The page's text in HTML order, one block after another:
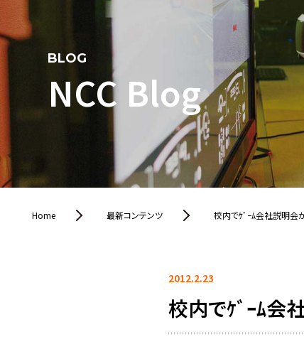
BLOG
NCC Blog
Home 最新コンテンツ 校内でｹﾞｰﾑ会社説明会
2012.2.23
校内でｹﾞｰﾑ会